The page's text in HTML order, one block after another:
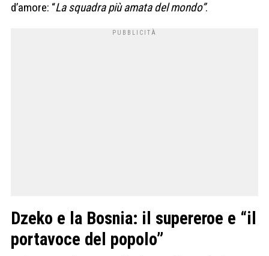
d’amore: “La squadra più amata del mondo”.
Dzeko e la Bosnia: il supereroe e “il
portavoce del popolo”